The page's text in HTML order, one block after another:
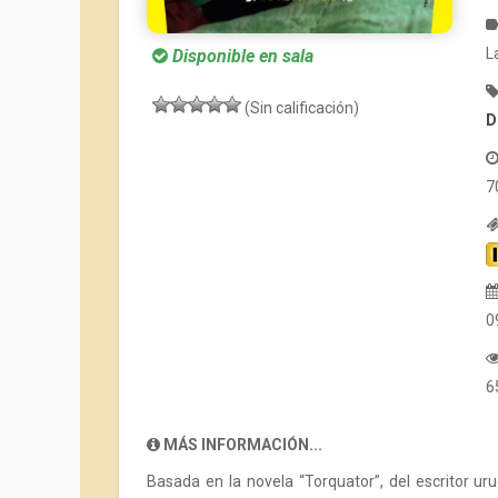
Disponible en sala
(Sin calificación)
MÁS INFORMACIÓN...
Basada en la novela “Torquator”, del escritor